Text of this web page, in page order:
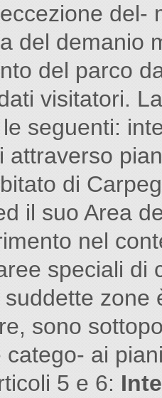
del-
del demanio
del parco
visitatori.
seguenti:
attraverso
di
il suo Area
nel
speciali di
sono
catego- ai
5 e 6: